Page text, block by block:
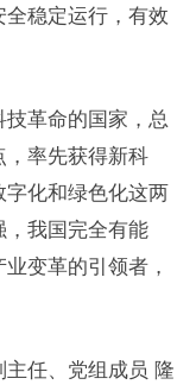
稳定运行，有效
革命的国家，总
，率先获得新科
化和绿色化这两
，我国完全有能
变革的引领者，
任、党组成员 隆